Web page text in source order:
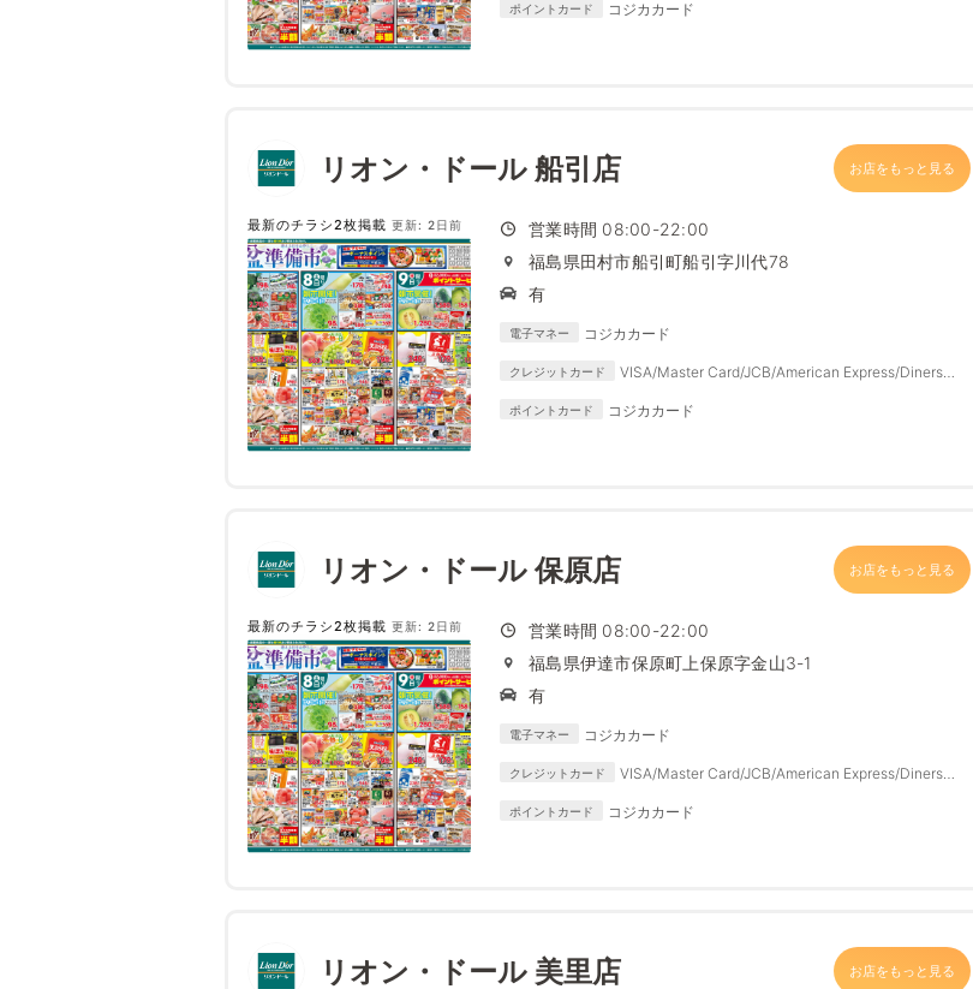
ポイントカード コジカカード
リオン・ドール 船引店 お店をもっと見る
最新のチラシ2枚掲載 更新: 2日前
営業時間 08:00-22:00
福島県田村市船引町船引字川代78
有
電子マネー コジカカード
クレジットカード
VISA/Master Card/JCB/American Express/Diners
ポイントカード コジカカード
リオン・ドール 保原店 お店をもっと見る
最新のチラシ2枚掲載 更新: 2日前
営業時間 08:00-22:00
福島県伊達市保原町上保原字金山3-1
有
電子マネー コジカカード
クレジットカード
VISA/Master Card/JCB/American Express/Diners
ポイントカード コジカカード
リオン・ドール 美里店 お店をもっと見る